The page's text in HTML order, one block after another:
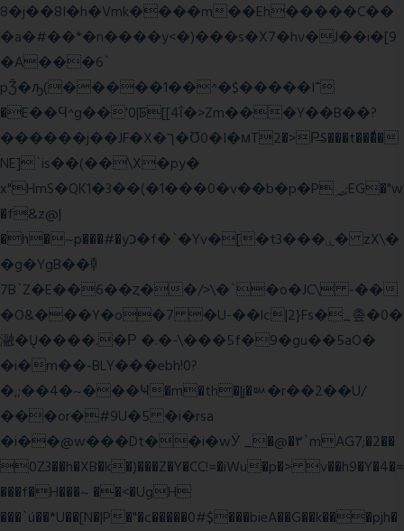
8�j��8I�h�Vmk����m��Eh�����C��
�a�#��*�n����y<�)���s�X7�hv�J��i�[9
�A���6`
pǮ�ԡ(�����1��^�$�����I־
�E��Ϥ^g��'0|ꠓ[[4ΐ�>Zm���Y��B��?
������j��JF�X�ך�Ʊ0�I�мT2�>P̶S���t���ͩ�
NE]`is��(��\X�py�
x"HmS�QK1�3��(�1���0�v��b�p�P؃;EG�"w
�f&z@|
�h�~p���#�yכ�f�`�Yv�[�t3���ۑ� zX\�
�g�YgB��龺
7B`Z�E��6��ȥ��/>\�`�o�JC\ -��
�O&���Y�o�7 �U-��lc|2}Fs�_촢�0�
瀜�Ų����.�Ρ �.�-\���5f�9�gu��5aO�
�i�m��-BLY���ebh!0?
�,;��4�~���Ҹ�m�th�|j�ᇞ�r��2��U/
���or�#9U�5 �i�rsa
�i��@w���Dt��i�wӰ _�@�٣`mAG7;�2��
0Z3��h�XB�k�)���Z�Y�CC!=�iWu�p�> v��h9�Y�4�=
���f�H���~ ��<�UgH
���`ú��*U��[N�|P�"�c�����0#$���bieA��G��k���pjh�